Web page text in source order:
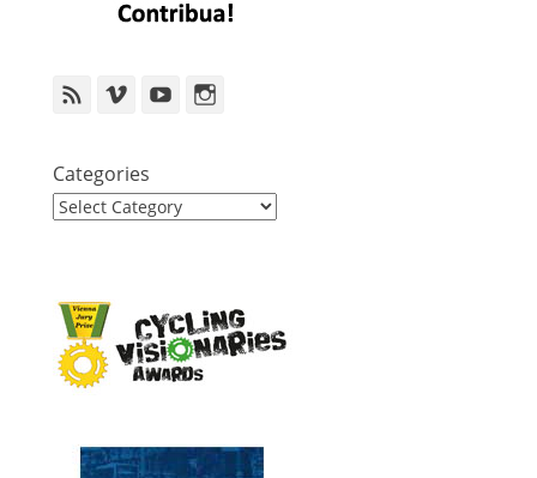
Feed VimeoYouTube
Categories
Categories